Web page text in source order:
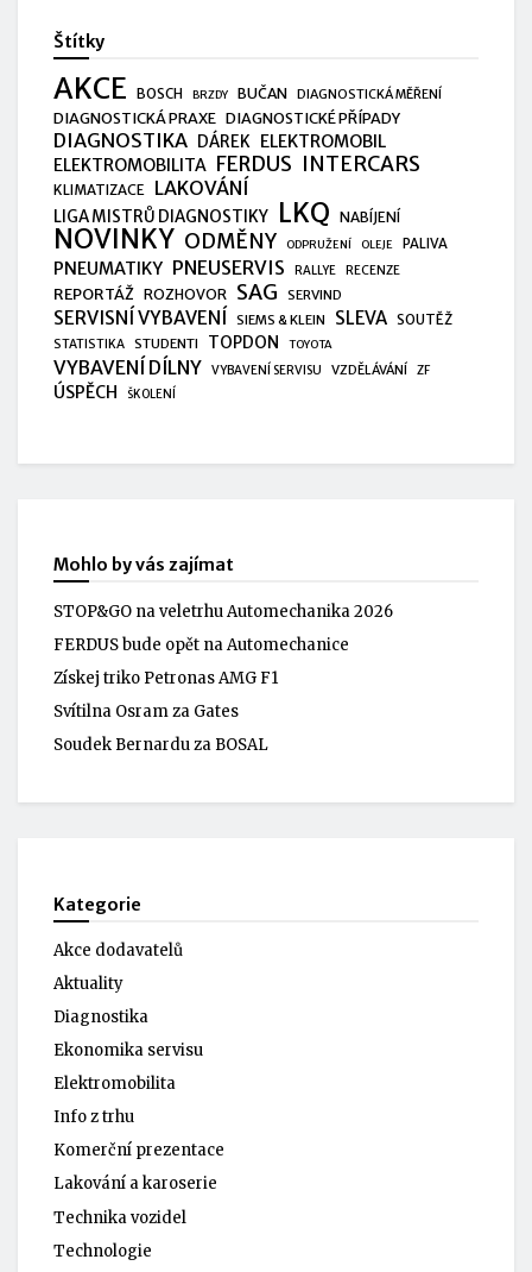
Štítky
AKCE BOSCH BRZDY BUČAN DIAGNOSTICKÁ MĚŘENÍ
DIAGNOSTICKÁ PRAXE DIAGNOSTICKÉ PŘÍPADY
DIAGNOSTIKA DÁREK ELEKTROMOBIL
ELEKTROMOBILITA FERDUS INTERCARS
KLIMATIZACE LAKOVÁNÍ
LIGA MISTRŮ DIAGNOSTIKY LKQ NABÍJENÍ
NOVINKY ODMĚNY ODPRUŽENÍ OLEJE PALIVA
PNEUMATIKY PNEUSERVIS RALLYE RECENZE
REPORTÁŽ ROZHOVOR SAG SERVIND
SERVISNÍ VYBAVENÍ SIEMS & KLEIN SLEVA SOUTĚŽ
STATISTIKA STUDENTI TOPDON TOYOTA
VYBAVENÍ DÍLNY VYBAVENÍ SERVISU VZDĚLÁVÁNÍ ZF
ÚSPĚCH ŠKOLENÍ
Mohlo by vás zajímat
STOP&GO na veletrhu Automechanika 2026
FERDUS bude opět na Automechanice
Získej triko Petronas AMG F1
Svítilna Osram za Gates
Soudek Bernardu za BOSAL
Kategorie
Akce dodavatelů
Aktuality
Diagnostika
Ekonomika servisu
Elektromobilita
Info z trhu
Komerční prezentace
Lakování a karoserie
Technika vozidel
Technologie